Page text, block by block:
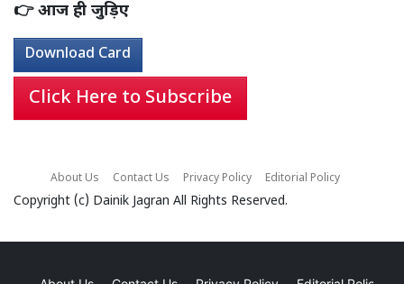
👉 आज ही जुड़िए
Download Card
Click Here to Subscribe
About Us Contact Us Privacy Policy Editorial Policy
Copyright (c) Dainik Jagran All Rights Reserved.